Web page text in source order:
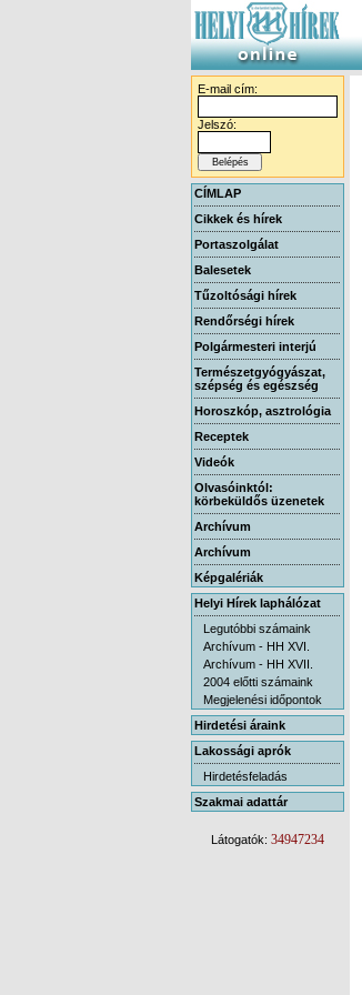
E-mail cím:
Jelszó:
CÍMLAP
Cikkek és hírek
Portaszolgálat
Balesetek
Tűzoltósági hírek
Rendőrségi hírek
Polgármesteri interjú
Természetgyógyászat,
szépség és egészség
Horoszkóp, asztrológia
Receptek
Videók
Olvasóinktól:
körbeküldős üzenetek
Archívum
Archívum
Képgalériák
Helyi Hírek laphálózat
Legutóbbi számaink
Archívum - HH XVI.
Archívum - HH XVII.
2004 előtti számaink
Megjelenési időpontok
Hirdetési áraink
Lakossági aprók
Hirdetésfeladás
Szakmai adattár
Látogatók: 34947234